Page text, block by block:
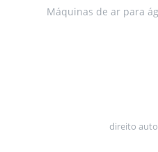
Máquinas de ar para
direito